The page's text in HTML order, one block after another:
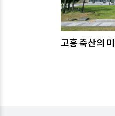
고흥 축산의